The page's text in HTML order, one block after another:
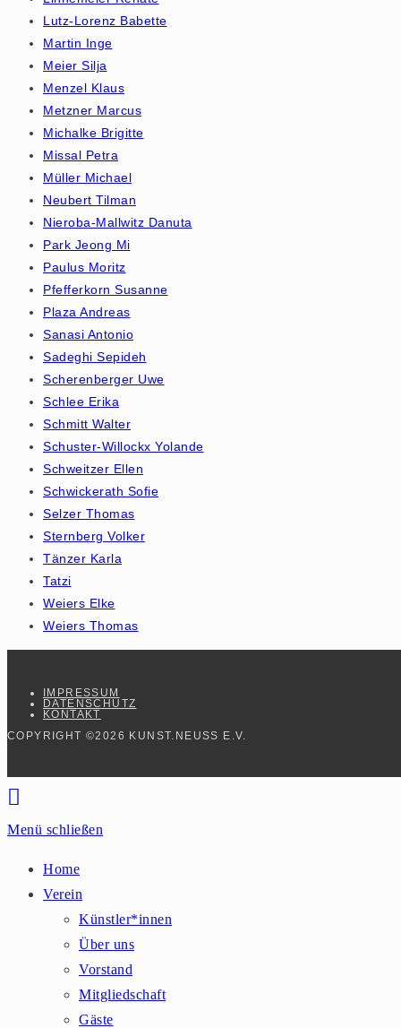
Lutz-Lorenz Babette
Martin Inge
Meier Silja
Menzel Klaus
Metzner Marcus
Michalke Brigitte
Missal Petra
Müller Michael
Neubert Tilman
Nieroba-Mallwitz Danuta
Park Jeong Mi
Paulus Moritz
Pfefferkorn Susanne
Plaza Andreas
Sanasi Antonio
Sadeghi Sepideh
Scherenberger Uwe
Schlee Erika
Schmitt Walter
Schuster-Willockx Yolande
Schweitzer Ellen
Schwickerath Sofie
Selzer Thomas
Sternberg Volker
Tänzer Karla
Tatzi
Weiers Elke
Weiers Thomas
IMPRESSUM
DATENSCHUTZ
KONTAKT
COPYRIGHT ©2026 KUNST.NEUSS E.V.
Menü schließen
Home
Verein
Künstler*innen
Über uns
Vorstand
Mitgliedschaft
Gäste